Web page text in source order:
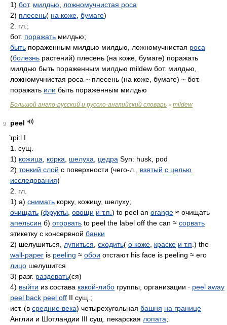
1) бот. милдью
ложномучнистая роса
2) плесень( на коже бумаге)
2. гл.;
бот. поражать милдью;
быть пораженным милдью милдью, ложномучнистая роса
(болезнь растений) плесень (на коже, бумаге) поражать
милдью быть пораженным милдью mildew бот. милдью,
ложномучнистая роса ~ плесень (на коже, бумаге) ~ бот.
поражать или быть пораженным милдью
Большой англо-русский и русско-английский словарь > mildew
9
peel
̈ɪpi:l I
1. сущ.
1) кожица корка шелуха цедра Syn: husk, pod
2) тонкий слой с поверхности (чего-л., взятый с целью
исследования)
2. гл.
1) а) снимать корку, кожицу, шелуху;
очищать (фрукты овощи и т.п. ) to peel an orange ≈ очищать
апельсин б) оторвать to peel the label off the can ≈ сорвать
этикетку с консервной банки
2) шелушиться, лупиться сходить( о коже краске и т.п .) the
wall-paper is peeling ≈ обои отстают his face is peeling ≈ его
лицо шелушится
3) разг. раздевать(ся)
4) выйти из состава какой-либо группы, организации ∙ peel away
peel back peel off II сущ.;
ист. (в средние века) четырехугольная башня на границе
Англии и Шотландии III сущ. пекарская лопата;